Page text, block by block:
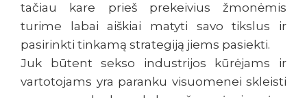
tačiau kare prieš prekeivius žmonėmis
turime labai aiškiai matyti savo tikslus ir
pasirinkti tinkamą strategiją jiems pasiekti.
Juk būtent sekso industrijos kūrėjams ir
vartotojams yra paranku visuomenei skleisti